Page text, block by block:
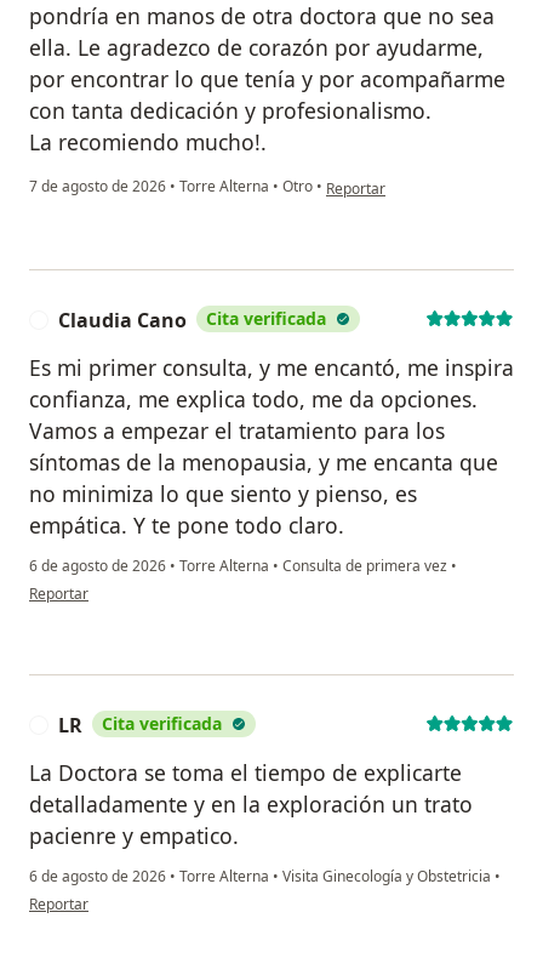
pondría en manos de otra doctora que no sea
ella. Le agradezco de corazón por ayudarme,
por encontrar lo que tenía y por acompañarme
con tanta dedicación y profesionalismo.
La recomiendo mucho!.
7 de agosto de 2026 • Torre Alterna • Otro • en opinión del usuario Nicole
Reportar
Claudia Cano Cita verificada
Es mi primer consulta, y me encantó, me inspira
confianza, me explica todo, me da opciones.
Vamos a empezar el tratamiento para los
síntomas de la menopausia, y me encanta que
no minimiza lo que siento y pienso, es
empática. Y te pone todo claro.
6 de agosto de 2026 • Torre Alterna • Consulta de primera vez •
en opinión del usuario Claudia Cano
Reportar
LR Cita verificada
La Doctora se toma el tiempo de explicarte
detalladamente y en la exploración un trato
pacienre y empatico.
6 de agosto de 2026 • Torre Alterna • Visita Ginecología y Obstetricia •
en opinión del usuario LR
Reportar